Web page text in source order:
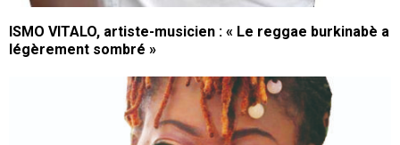
ISMO VITALO, artiste-musicien : « Le reggae burkinabè a
légèrement sombré »